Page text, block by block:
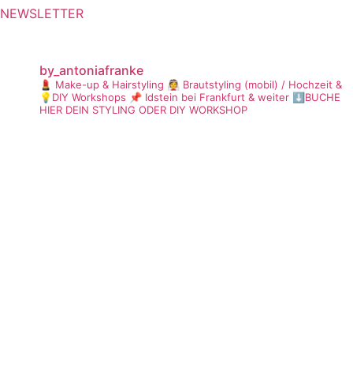
NEWSLETTER
by_antoniafranke
💄 Make-up & Hairstyling 👰 Brautstyling (mobil) / Hochzeit &
💡DIY Workshops 📌 Idstein bei Frankfurt & weiter ⬇️BUCHE
HIER DEIN STYLING ODER DIY WORKSHOP